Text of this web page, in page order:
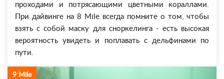
проходами и потрясающими цветными кораллами.
При дайвинге на 8 Mile всегда помните о том, чтобы
взять с собой маску для сноркелинга - есть высокая
вероятность увидеть и поплавать с дельфинами по
пути.
9 Mile